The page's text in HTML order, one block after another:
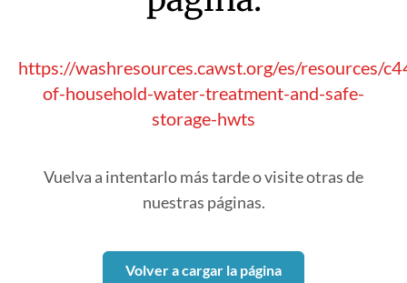
https://washresources.cawst.org/es/resources/
of-household-water-treatment-and-safe-
storage-hwts
Vuelva a intentarlo más tarde o visite otras de
nuestras páginas.
Volver a cargar la página